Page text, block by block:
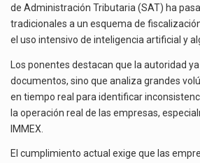
de Administración Tributaria (SAT) ha
tradicionales a un esquema de
el uso intensivo de inteligencia artificial y
Los ponentes destacan que la autoridad
documentos, sino que analiza grandes
en tiempo real para identificar
la operación real de las empresas,
IMMEX.
El cumplimiento actual exige que las